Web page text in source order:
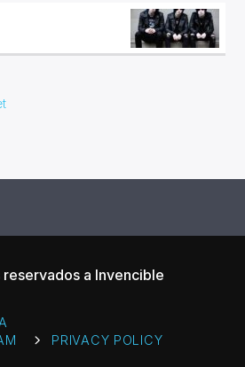
a Invencible
PRIVACY POLICY